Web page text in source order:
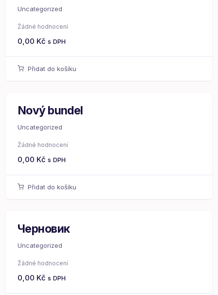
Uncategorized
Žádné hodnocení
0,00 Kč s DPH
Přidat do košíku
Nový bundel
Uncategorized
Žádné hodnocení
0,00 Kč s DPH
Přidat do košíku
Черновик
Uncategorized
Žádné hodnocení
0,00 Kč s DPH